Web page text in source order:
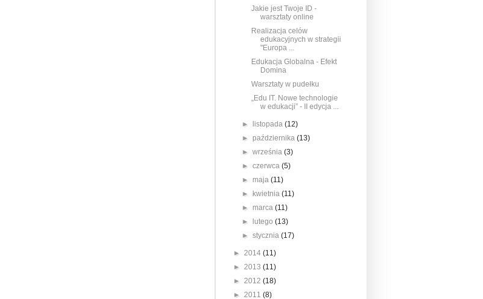
Jakie jest Twoje ID -
warsztaty online
Realizacja celów
edukacyjnych w strategii
"Europa ...
Edukacja Globalna - Efekt
Domina
Warsztaty w pudełku
„Edu IT. Nowe technologie
w edukacji” - II edycja ...
► listopada(12)
►października(13)
►września(3)
►czerwca(5)
► maja(11)
►
kwietnia(11)
► marca(11)
►
lutego(13)
►stycznia(17)
► 2014 (11)
► 2013 (11)
► 2012 (18)
► 2011 (8)